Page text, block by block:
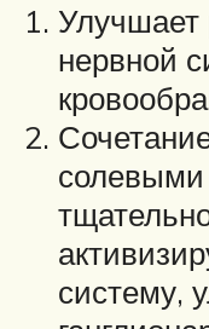
Улучшает
нервной
систему,